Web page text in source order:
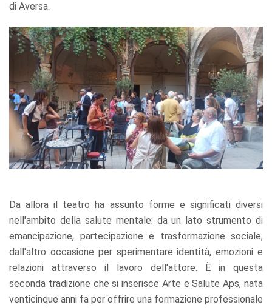
di Aversa.
Da allora il teatro ha assunto forme e significati diversi
nell'ambito della salute mentale: da un lato strumento di
emancipazione, partecipazione e trasformazione sociale;
dall'altro occasione per sperimentare identità, emozioni e
relazioni attraverso il lavoro dell'attore. È in questa
seconda tradizione che si inserisce Arte e Salute Aps, nata
venticinque anni fa per offrire una formazione professionale